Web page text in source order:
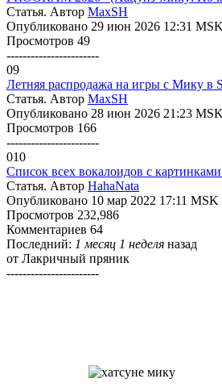
Статья. Автор MaxSH
Опубликовано 29 июн 2026 12:31 MSK
Просмотров 49
-----------------------
09
Летняя распродажа на игры с Мику в
Статья. Автор MaxSH
Опубликовано 28 июн 2026 21:23 MSK
Просмотров 166
-----------------------
010
Список всех вокалоидов с
Статья. Автор HahaNata
Опубликовано 10 мар 2022 17:11 MSK
Просмотров 232,986
Комментариев 64
Последний: 1 месяц 1 неделя назад
от Лакричный пряник
-----------------------